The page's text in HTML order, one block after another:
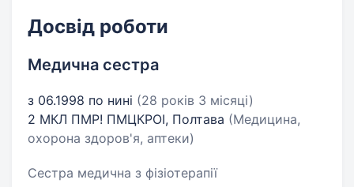
Досвід роботи
Медична сестра
з 06.1998 по нині (28 років 3 місяці)
2 МКЛ ПМР! ПМЦКРОІ, Полтава (Медицина,
охорона здоров'я, аптеки)
Сестра медична з фізіотерапії